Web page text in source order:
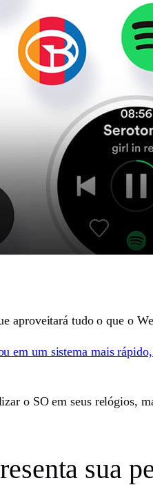
aproveitará tudo o que o
em um sistema mais
o SO em seus relógios,
sua